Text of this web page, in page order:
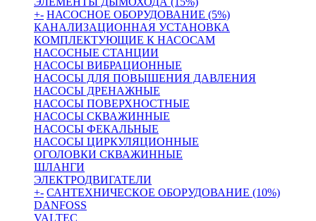
+- НАСОСНОЕ ОБОРУДОВАНИЕ (5%)
КАНАЛИЗАЦИОННАЯ УСТАНОВКА
КОМПЛЕКТУЮЩИЕ К НАСОСАМ
НАСОСНЫЕ СТАНЦИИ
НАСОСЫ ВИБРАЦИОННЫЕ
НАСОСЫ ДЛЯ ПОВЫШЕНИЯ ДАВЛЕНИЯ
НАСОСЫ ДРЕНАЖНЫЕ
НАСОСЫ ПОВЕРХНОСТНЫЕ
НАСОСЫ СКВАЖИННЫЕ
НАСОСЫ ФЕКАЛЬНЫЕ
НАСОСЫ ЦИРКУЛЯЦИОННЫЕ
ОГОЛОВКИ СКВАЖИННЫЕ
ШЛАНГИ
ЭЛЕКТРОДВИГАТЕЛИ
+- САНТЕХНИЧЕСКОЕ ОБОРУДОВАНИЕ (10%)
DANFOSS
VALTEC